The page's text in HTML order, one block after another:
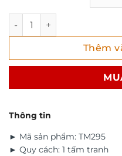
550.000 ₫
đến
1.550.000 ₫
Tranh phòng khách hoa
Thêm
Thông tin
► Mã sản phẩm: TM295
► Quy cách: 1 tấm tranh